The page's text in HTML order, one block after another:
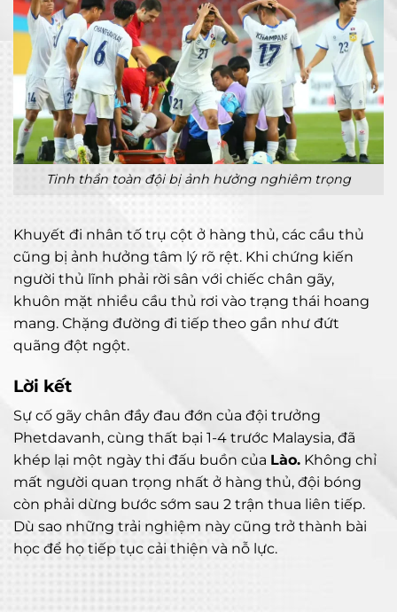
Tinh thần toàn đội bị ảnh hưởng nghiêm trọng
Khuyết đi nhân tố trụ cột ở hàng thủ, các cầu thủ
cũng bị ảnh hưởng tâm lý rõ rệt. Khi chứng kiến
người thủ lĩnh phải rời sân với chiếc chân gãy,
khuôn mặt nhiều cầu thủ rơi vào trạng thái hoang
mang. Chặng đường đi tiếp theo gần như đứt
quãng đột ngột.
Lời kết
Sự cố gãy chân đầy đau đớn của đội trưởng
Phetdavanh, cùng thất bại 1-4 trước Malaysia, đã
khép lại một ngày thi đấu buồn của Lào. Không chỉ
mất người quan trọng nhất ở hàng thủ, đội bóng
còn phải dừng bước sớm sau 2 trận thua liên tiếp.
Dù sao những trải nghiệm này cũng trở thành bài
học để họ tiếp tục cải thiện và nỗ lực.